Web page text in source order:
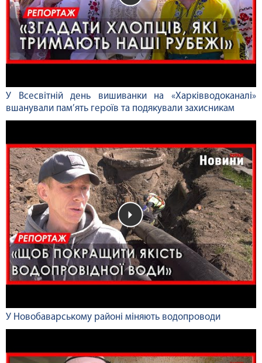
У Всесвітній день вишиванки на «Харківводоканалі»
вшанували пам’ять героїв та подякували захисникам
У Новобаварському районі міняють водопроводи